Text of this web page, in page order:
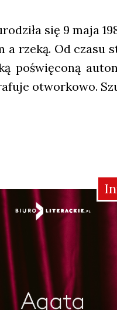
się 9 maja
a rze­ką. Od
poświę­co­ną
otwor­ko­wo.